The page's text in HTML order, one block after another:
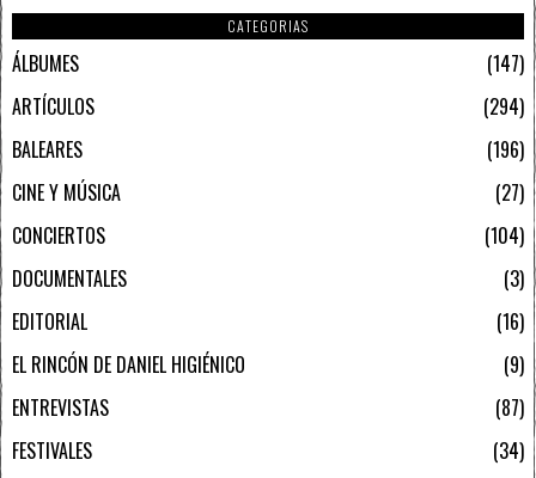
CATEGORIAS
ÁLBUMES
147
ARTÍCULOS
294
BALEARES
196
CINE Y MÚSICA
27
CONCIERTOS
104
DOCUMENTALES
3
EDITORIAL
16
EL RINCÓN DE DANIEL HIGIÉNICO
9
ENTREVISTAS
87
FESTIVALES
34